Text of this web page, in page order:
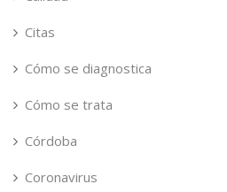
Citas
Cómo se diagnostica
Cómo se trata
Córdoba
Coronavirus